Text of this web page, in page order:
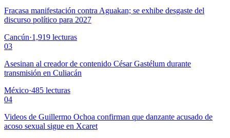
Fracasa manifestación contra Aguakan; se exhibe desgaste del
discurso político para 2027
Cancún·1,919 lecturas
03
Asesinan al creador de contenido César Gastélum durante
transmisión en Culiacán
México·485 lecturas
04
Videos de Guillermo Ochoa confirman que danzante acusado de
acoso sexual sigue en Xcaret